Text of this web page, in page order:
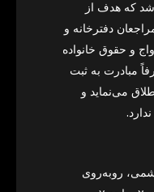
می‌باشد که هدف از
دفترخانه و
و حقوق خانواده
مبادرت به ثبت
می‌نماید و
روبه‌روی